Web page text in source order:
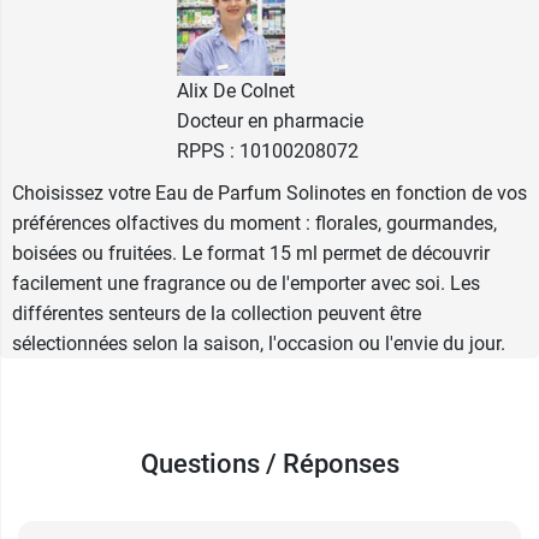
s'exprimer des notes de fond combinant vanille,
musc et bois de rose. Ainsi, elle propose un
voyage olfactifsous les
fragrance Rose Solinotescontient différentes
une note de tête qui combine bergamote et litchi
auxparfums intenses et fruités. Ensuite, vient la
note de cœur, plus tenace, avec la rose et le
magnolia quiperpétuent pendant quelques
heures de plus la fraîcheursurvenue dès la
vaporisation. Enfin, la note de fond qui s'imprime
Alix De Colnet
Docteur en pharmacie
RPPS : 10100208072
Choisissez votre Eau de Parfum Solinotes en fonction de vos
préférences olfactives du moment : florales, gourmandes,
boisées ou fruitées. Le format 15 ml permet de découvrir
facilement une fragrance ou de l'emporter avec soi. Les
différentes senteurs de la collection peuvent être
sélectionnées selon la saison, l'occasion ou l'envie du jour.
Questions / Réponses